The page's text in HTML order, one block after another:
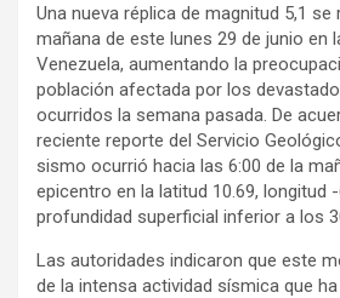
c
e
b
o
o
k
a
t
s
A
p
p
m
p
a
r
t
i
r
Una nueva réplica de magnitud 5,1 se
mañana de este lunes 29 de junio en
Venezuela, aumentando la
población afectada por los
ocurridos la semana pasada. De
reciente reporte del Servicio
sismo ocurrió hacia las 6:00 de la
epicentro en la latitud 10.69, longitud
profundidad superficial inferior a los
Las autoridades indicaron que este
de la intensa actividad sísmica que